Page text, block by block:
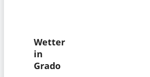
Wetter
in
Grado